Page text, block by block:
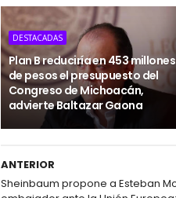
DESTACADAS
Plan B reduciría en 453 millones
de pesos el presupuesto del
Congreso de Michoacán,
advierte Baltazar Gaona
ANTERIOR
Sheinbaum propone a Esteban